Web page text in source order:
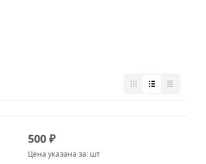
500 ₽
Цена указана за: шт